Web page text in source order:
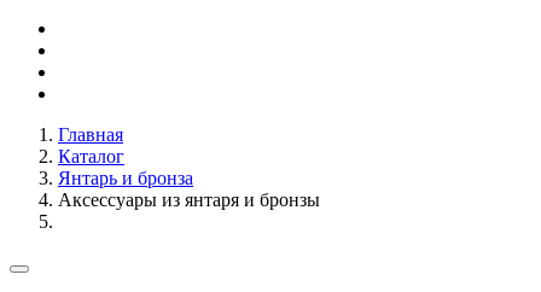
Главная
Каталог
Янтарь и бронза
Аксессуары из янтаря и бронзы